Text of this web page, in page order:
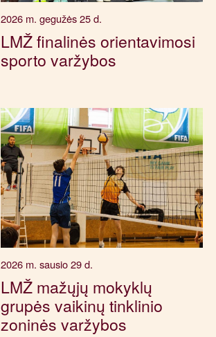
2026 m. gegužės 25 d.
LMŽ finalinės orientavimosi
sporto varžybos
2026 m. sausio 29 d.
LMŽ mažųjų mokyklų
grupės vaikinų tinklinio
zoninės varžybos